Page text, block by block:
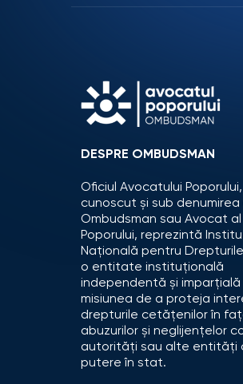
DESPRE OMBUDSMAN
Oficiul Avocatului Poporului,
cunoscut și sub denumirea
Ombudsman sau Avocat al
Poporului, reprezintă
Națională pentru Drepturile
o entitate instituțională
independentă și imparțială
misiunea de a proteja
drepturile cetățenilor în
abuzurilor și neglijențelor
autorități sau alte entități
putere în stat.